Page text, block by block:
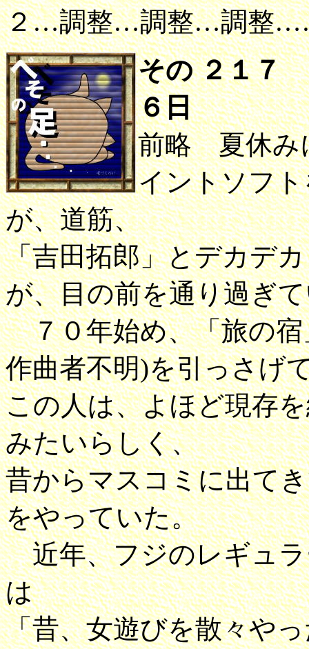
２…調整…調整…調整
その ２１７
６日
前略 夏休み
イントソフ
が、道筋、
「吉田拓郎」とデカデ
が、目の前を通り過ぎ
７０年始め、「旅の宿
作曲者不明)を引っさげ
この人は、よほど現存
みたいらしく、
昔からマスコミに出て
をやっていた。
近年、フジのレギュラ
は
「昔、女遊びを散々や